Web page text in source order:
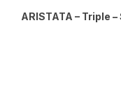
ARISTATA – Triple